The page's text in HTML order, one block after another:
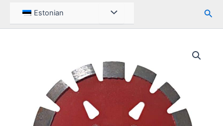
Estonian Menüü Otsi